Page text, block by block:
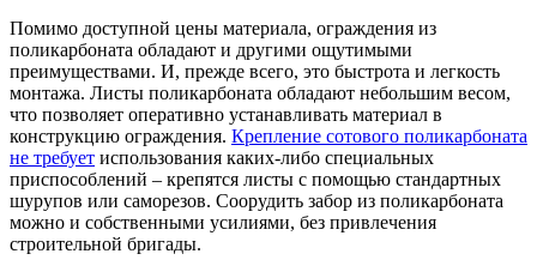
Помимо доступной цены материала, ограждения из
поликарбоната обладают и другими ощутимыми
преимуществами. И, прежде всего, это быстрота и легкость
монтажа. Листы поликарбоната обладают небольшим весом,
что позволяет оперативно устанавливать материал в
конструкцию ограждения. Крепление сотового поликарбоната
не требует использования каких-либо специальных
приспособлений – крепятся листы с помощью стандартных
шурупов или саморезов. Соорудить забор из поликарбоната
можно и собственными усилиями, без привлечения
строительной бригады.